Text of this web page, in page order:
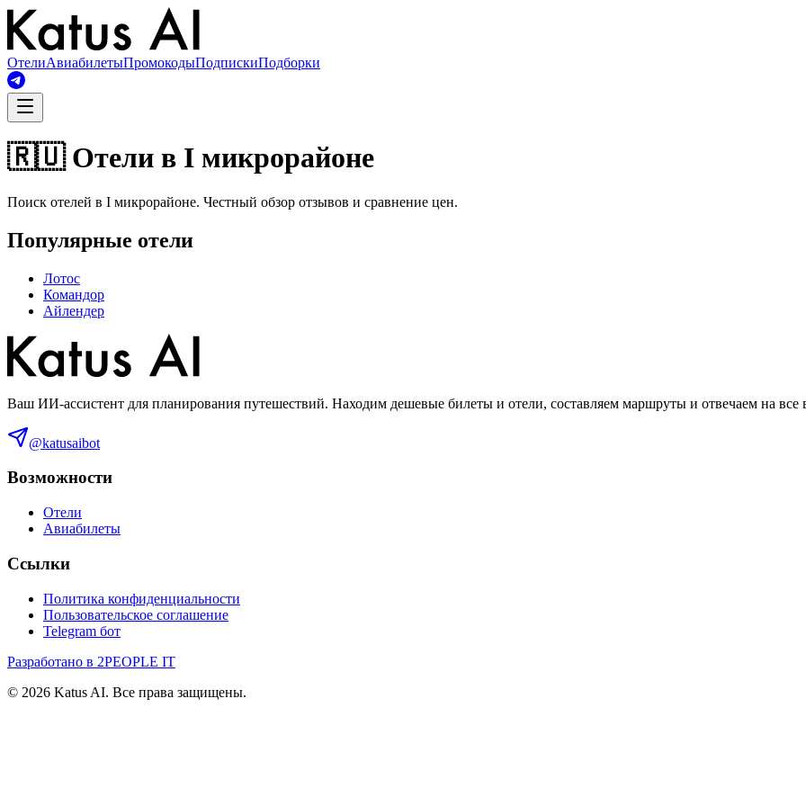
ОтелиАвиабилетыПромокодыПодпискиПодборки
🇷🇺 Отели в I микрорайоне
Поиск отелей в I микрорайоне. Честный обзор отзывов и сравнение цен.
Популярные отели
Лотос
Командор
Айлендер
Ваш ИИ-ассистент для планирования путешествий. Находим дешевые билеты и отели, составляем маршруты и отвечаем на все
@katusaibot
Возможности
Отели
Авиабилеты
Ссылки
Политика конфиденциальности
Пользовательское соглашение
Telegram бот
Разработано в 2PEOPLE IT
© 2026 Katus AI. Все права защищены.